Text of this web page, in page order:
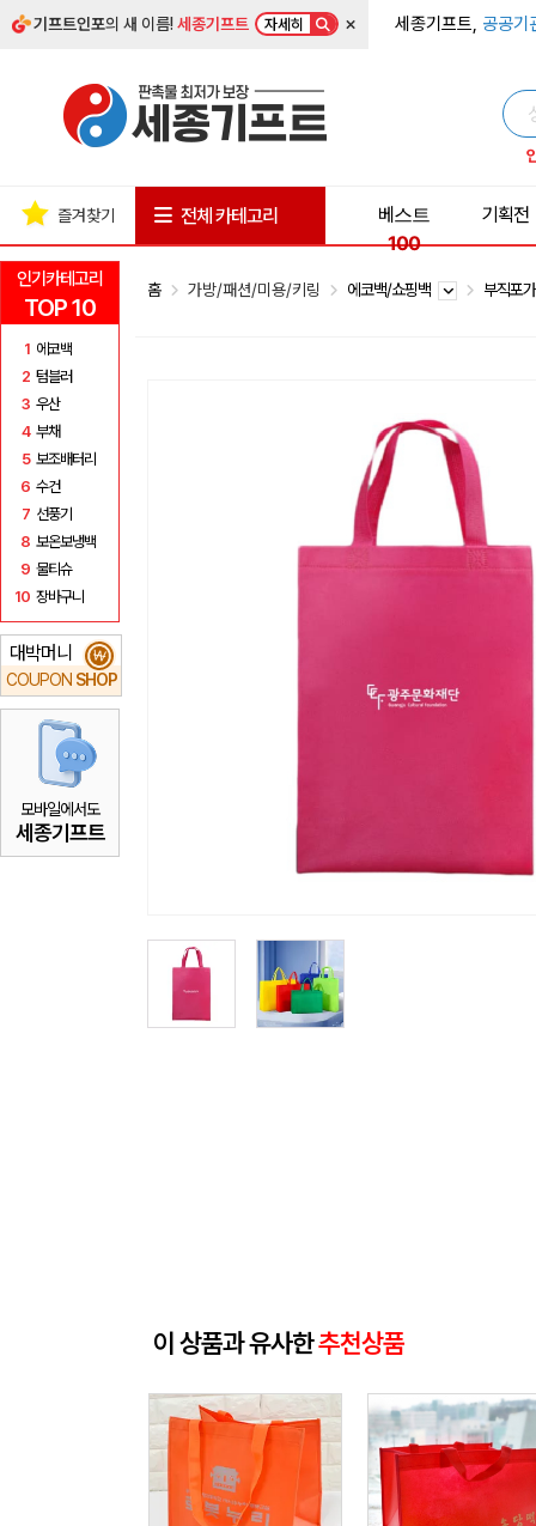
기프트인포의 새 이름!세종기프트 자세히 × 세종기프트, 공공기
인기카테고리
TOP 10
1 에코백
2 텀블러
3 우산
4 부채
5 보조배터리
6 수건
7 선풍기
8 보온보냉백
9 물티슈
10 장바구니
대박머니
COUPON SHOP
₩
모바일에서도
세종기프트
즐겨찾기 전체 카테고리
베스트
100
기획전
홈 가방/패션/미용/키링 에코백/쇼핑백 부직포
이 상품과 유사한추천상품